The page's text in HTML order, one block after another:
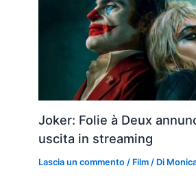
Joker: Folie à Deux
uscita in streaming
Lascia un commento / Film / Di